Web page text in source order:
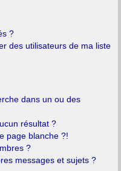
?
des utilisateurs de ma liste
dans un ou des
résultat ?
page blanche ?!
?
messages et sujets ?